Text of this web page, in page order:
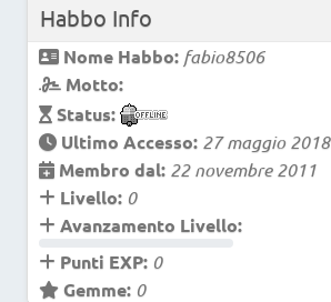
Habbo Info
Nome Habbo: fabio8506
Motto:
Status:
Ultimo Accesso: 27 maggio 2018
Membro dal: 22 novembre 2011
Livello: 0
Avanzamento Livello:
Punti EXP: 0
Gemme: 0